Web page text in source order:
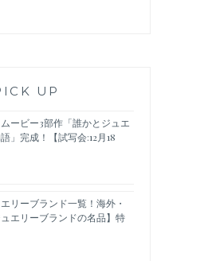
UP
ービー3部作「誰かとジュエ
」完成！【試写会:12月18
リーブランド一覧！海外・
エリーブランドの名品】特